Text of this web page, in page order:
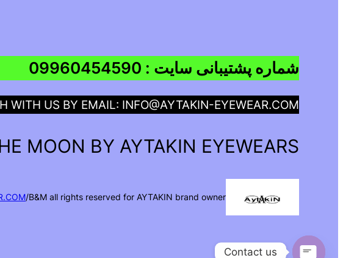
شماره پشتیبانی سایت : 09960454590
WITH US BY EMAIL: INFO@AYTAKIN-EYEWEAR.COM
MOON BY AYTAKIN EYEWEARS
/B&M all rights reserved for AYTAKIN brand owner
Contact us